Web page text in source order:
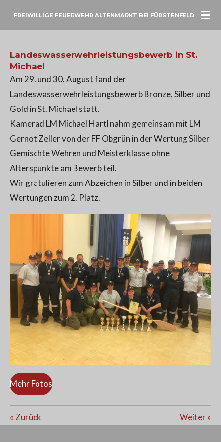
ZumFREIWILLIGE FEUERWEHR ALTENMARKT BEI FÜRSTENFELD
Landeswasserwehrleistungsbewerb in St.
Michael
Am 29. und 30. August fand der
Landeswasserwehrleistungsbewerb Bronze, Silber und
Gold in St. Michael statt.
Kamerad LM Michael Hartl nahm gemeinsam mit LM
Gernot Zeller von der FF Obgrün in der Wertung Silber
Gemischte Wehren und Meisterklasse ohne
Alterspunkte am Bewerb teil.
Wir gratulieren zum Abzeichen in Silber und in beiden
Wertungen zum 2. Platz.
Mehr Fotos
« Zurück Weiter»